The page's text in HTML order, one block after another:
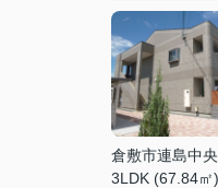
倉敷市連島中
3LDK (67.84㎡)